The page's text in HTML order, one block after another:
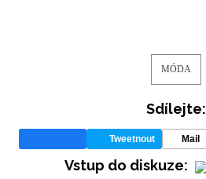
MÓDA
Sdílejte:
Tweetnout Mail
Vstup do diskuze: